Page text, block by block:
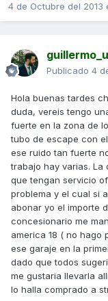
4 de Octubre del 2013
Publicado 4
Hola buenas tardes
duda, vereis tengo
fuerte en la zona de
tubo de escape con
ese ruido tan fuerte
trabajo hay varias.
que tengan servicio
problema y el cual si
abonar yo el importe
concesionario me
america 18 ( no hago
ese garaje en la
dado que todos
me gustaria llevarla
lo halla comprado a